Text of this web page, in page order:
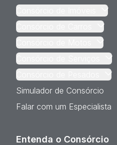
Consórcio de Imóveis
Consórcio de Carros
Consórcio de Motos
Consórcio de Serviços
Consórcio de Pesados
Simulador de Consórcio
Falar com um Especialista
Entenda o Consórcio